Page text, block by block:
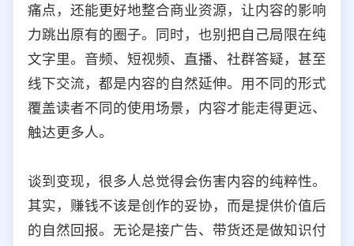
痛点，还能更好地整合商业资源，让内容的影响
力跳出原有的圈子。同时，也别把自己局限在纯
文字里。音频、短视频、直播、社群答疑，甚至
线下交流，都是内容的自然延伸。用不同的形式
覆盖读者不同的使用场景，内容才能走得更远、
触达更多人。
谈到变现，很多人总觉得会伤害内容的纯粹性。
其实，赚钱不该是创作的妥协，而是提供价值后
的自然回报。无论是接广告、带货还是做知识付